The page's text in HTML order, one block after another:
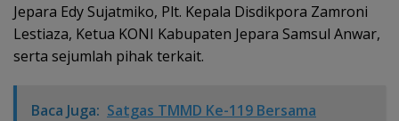
Jepara Edy Sujatmiko, Plt. Kepala Disdikpora Zamroni
Lestiaza, Ketua KONI Kabupaten Jepara Samsul Anwar,
serta sejumlah pihak terkait.
Baca Juga: Satgas TMMD Ke-119 Bersama